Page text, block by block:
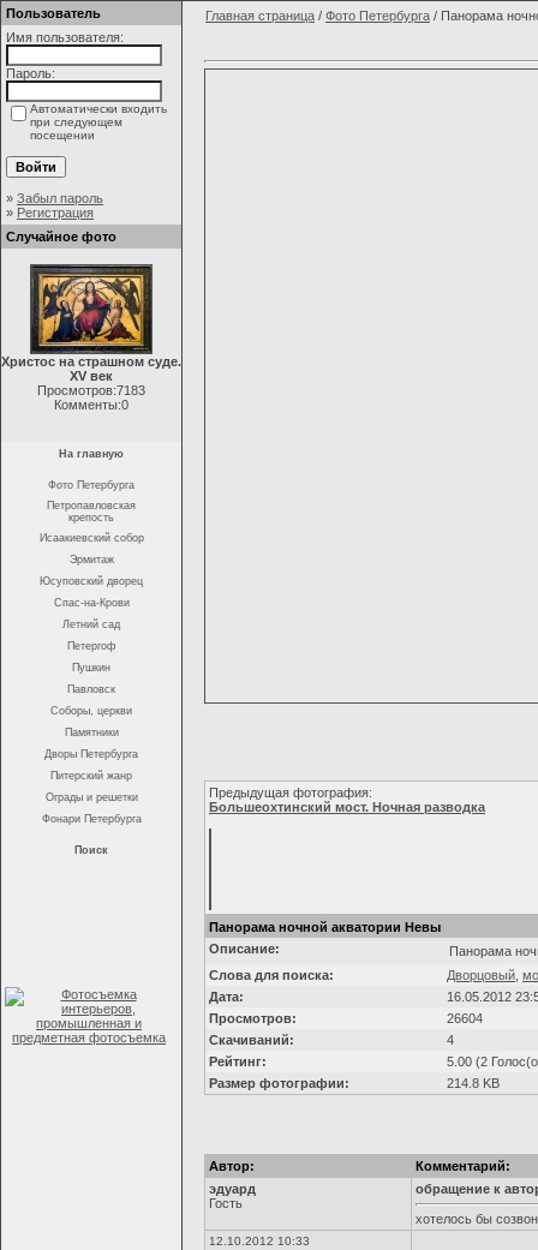
Пользователь
Имя пользователя:
Пароль:
Автоматически входить
при следующем
посещении
» Забыл пароль
» Регистрация
Случайное фото
Христос на страшном суде.
XV век
Просмотров:7183
Комменты:0
На главную
Фото Петербурга
Петропавловская
крепость
Исаакиевский собор
Эрмитаж
Юсуповский дворец
Спас-на-Крови
Летний сад
Петергоф
Пушкин
Павловск
Соборы, церкви
Памятники
Дворы Петербурга
Питерский жанр
Ограды и решетки
Фонари Петербурга
Поиск
Главная страница / Фото Петербурга / Панорама
Предыдущая фотография:
Большеохтинский мост. Ночная разводка
Панорама ночной акватории Невы
Описание:
Панорама
Слова для поиска:
Дворцовый
Дата:
16.05.2012
Просмотров:
26604
Скачиваний:
4
Рейтинг:
5.00 (2
Размер фотографии:
214.8 KB
Автор:
Комментарий:
эдуард
Гость
обращение к
хотелось бы
12.10.2012 10:33